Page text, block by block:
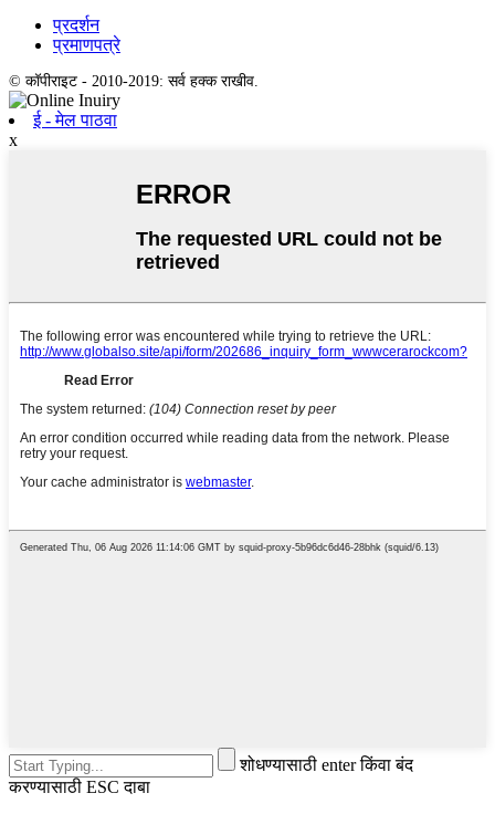
प्रदर्शन
प्रमाणपत्रे
© कॉपीराइट - 2010-2019: सर्व हक्क राखीव.
ई - मेल पाठवा
x
शोधण्यासाठी enter किंवा बंद
करण्यासाठी ESC दाबा